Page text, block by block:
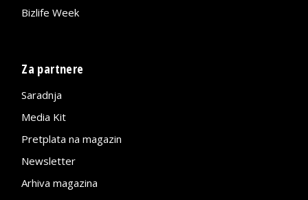
Bizlife Week
Za partnere
Saradnja
Media Kit
Pretplata na magazin
Newsletter
Arhiva magazina